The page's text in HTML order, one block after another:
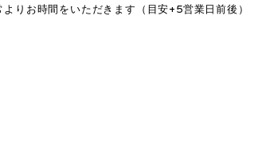
りお時間をいただきます（目安+5営業日前後）